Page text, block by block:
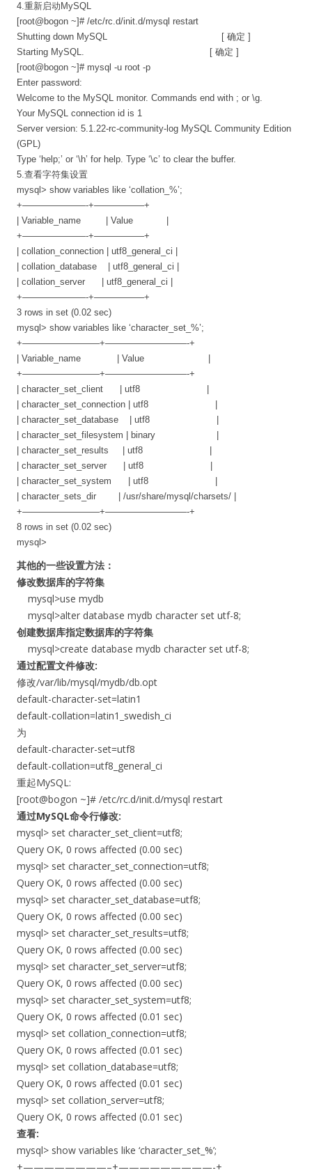
4.重新启动MySQL
[root@bogon ~]# /etc/rc.d/init.d/mysql restart
Shutting down MySQL [ 确定 ]
Starting MySQL. [ 确定 ]
[root@bogon ~]# mysql -u root -p
Enter password:
Welcome to the MySQL monitor. Commands end with ; or \g.
Your MySQL connection id is 1
Server version: 5.1.22-rc-community-log MySQL Community Edition
(GPL)
Type ‘help;’ or ‘\h’ for help. Type ‘\c’ to clear the buffer.
5.查看字符集设置
mysql> show variables like ‘collation_%’;
+———————-+—————–+
| Variable_name | Value |
+———————-+—————–+
| collation_connection | utf8_general_ci |
| collation_database | utf8_general_ci |
| collation_server | utf8_general_ci |
+———————-+—————–+
3 rows in set (0.02 sec)
mysql> show variables like ‘character_set_%’;
+————————–+—————————-+
| Variable_name | Value |
+————————–+—————————-+
| character_set_client | utf8 |
| character_set_connection | utf8 |
| character_set_database | utf8 |
| character_set_filesystem | binary |
| character_set_results | utf8 |
| character_set_server | utf8 |
| character_set_system | utf8 |
| character_sets_dir | /usr/share/mysql/charsets/ |
+————————–+—————————-+
8 rows in set (0.02 sec)
mysql>
其他的一些设置方法：
修改数据库的字符集
mysql>use mydb
mysql>alter database mydb character set utf-8;
创建数据库指定数据库的字符集
mysql>create database mydb character set utf-8;
通过配置文件修改:
修改/var/lib/mysql/mydb/db.opt
default-character-set=latin1
default-collation=latin1_swedish_ci
为
default-character-set=utf8
default-collation=utf8_general_ci
重起MySQL:
[root@bogon ~]# /etc/rc.d/init.d/mysql restart
通过MySQL命令行修改:
mysql> set character_set_client=utf8;
Query OK, 0 rows affected (0.00 sec)
mysql> set character_set_connection=utf8;
Query OK, 0 rows affected (0.00 sec)
mysql> set character_set_database=utf8;
Query OK, 0 rows affected (0.00 sec)
mysql> set character_set_results=utf8;
Query OK, 0 rows affected (0.00 sec)
mysql> set character_set_server=utf8;
Query OK, 0 rows affected (0.00 sec)
mysql> set character_set_system=utf8;
Query OK, 0 rows affected (0.01 sec)
mysql> set collation_connection=utf8;
Query OK, 0 rows affected (0.01 sec)
mysql> set collation_database=utf8;
Query OK, 0 rows affected (0.01 sec)
mysql> set collation_server=utf8;
Query OK, 0 rows affected (0.01 sec)
查看:
mysql> show variables like ‘character_set_%’;
+————————–+—————————-+